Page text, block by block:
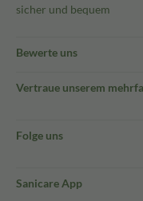
sicher und bequem
Bewerte uns
Vertraue unserem
Folge uns
Sanicare App